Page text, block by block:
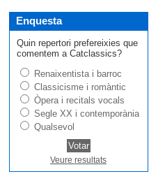
Enquesta
Quin repertori prefereixies que
comentem a Catclassics?
Renaixentista i barroc
Classicisme i romàntic
Òpera i recitals vocals
Segle XX i contemporània
Qualsevol
Veure resultats